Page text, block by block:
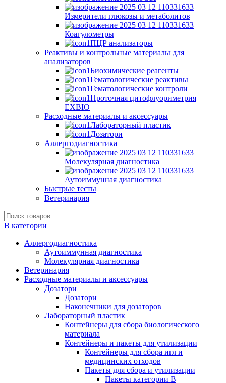
Измерители глюкозы и метаболитов
Коагулометры
ПЦР анализаторы
Реактивы и контрольные материалы для
анализаторов
Биохимические реагенты
Гематологические реактивы
Гематологические контроли
Проточная цитофлуориметрия
EXBIO
Расходные материалы и аксессуары
Лабораторный пластик
Дозатори
Аллергодиагностика
Молекулярная диагностика
Аутоиммунная диагностика
Быстрые тесты
Ветеринария
В категории
Аллергодиагностика
Аутоиммунная диагностика
Молекулярная диагностика
Ветеринария
Расходные материалы и аксессуары
Дозатори
Дозатори
Наконечники для дозаторов
Лабораторный пластик
Контейнеры для сбора биологического
материала
Контейнеры и пакеты для утилизации
Контейнеры для сбора игл и
медицинских отходов
Пакеты для сбора и утилизации
Пакеты категории B